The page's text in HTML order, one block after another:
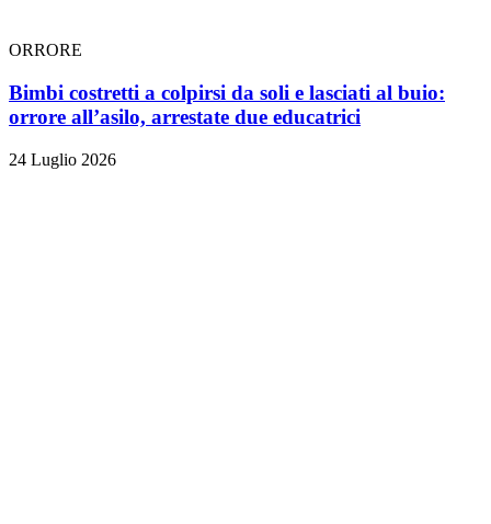
ORRORE
Bimbi costretti a colpirsi da soli e lasciati al buio:
orrore all’asilo, arrestate due educatrici
24 Luglio 2026